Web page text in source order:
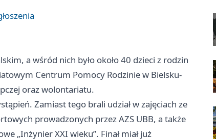
a wśród nich było około 40 dzieci z rodzin
Centrum Pomocy Rodzinie w Bielsku-
oraz wolontariatu.
Zamiast tego brali udział w zajęciach ze
prowadzonych przez AZS UBB, a także
„Inżynier XXI wieku”. Finał miał już